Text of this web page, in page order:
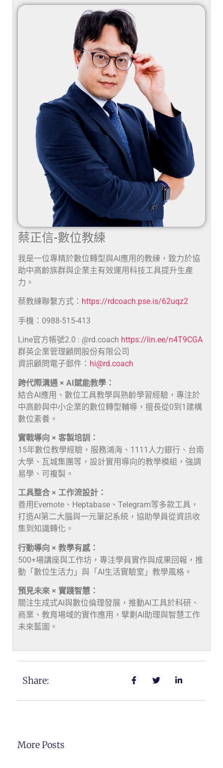
蔡正信-數位教練
我是一位專精於數位轉型與AI應用的教練，致力於協
助中高齡族群與企業主有效運用科技工具提升生產
力。
蔡教練聯繫方式： https://rdcoach.pse.is/62uqz2
手機：0988-515-413
Line官方帳號2.0 : @rd.coach https://lin.ee/n4T9CGA
群英企業管理顧問股份有限公司
資訊顧問電子郵件： hi@rd.coach
跨代際溝通 × AI賦能教學：
結合AI應用、數位工具教學與熟齡學習經驗，專注於
中高齡與中小企業的數位轉型輔導，擅長從0到1建構
數位素養。
實戰導向 × 客製培訓：
15年數位教學經驗，服務鴻海、1111人力銀行、台南
大學、瓦城集團等，設計實用導向的教學模組，強調
易學、可複製。
工具整合 × 工作流設計：
善用Evernote、Heptabase、Telegram等多款工具，
打造AI第二大腦與一元筆記系統，協助學員從資訊收
集到知識轉化。
行動導向 × 教學有感：
500+場講座與工作坊，專注學員實作與成果回報，推
動「數位生活力」與「AI生活實驗室」教學風格。
預見未來 × 實踐智慧：
關注生成式AI與數位倫理發展，推動AI工具於科研、
商業、教育場域的實作應用，擘劃AI助理與智慧工作
未來藍圖。
Share:
More Posts